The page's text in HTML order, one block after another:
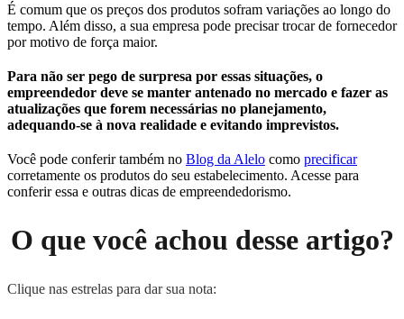
É comum que os preços dos produtos sofram variações ao longo do
tempo. Além disso, a sua empresa pode precisar trocar de fornecedor
por motivo de força maior.
Para não ser pego de surpresa por essas situações, o
empreendedor deve se manter antenado no mercado e fazer as
atualizações que forem necessárias no planejamento,
adequando-se à nova realidade e evitando imprevistos.
Você pode conferir também no Blog da Alelo como precificar
corretamente os produtos do seu estabelecimento. Acesse para
conferir essa e outras dicas de empreendedorismo.
O que você achou desse artigo?
Clique nas estrelas para dar sua nota: